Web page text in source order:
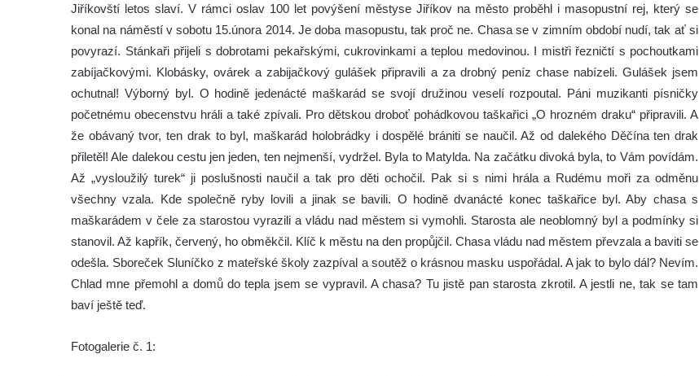
Jiříkovští letos slaví. V rámci oslav 100 let povýšení městyse Jiříkov na město proběhl i masopustní rej, který se
konal na náměstí v sobotu 15.února 2014. Je doba masopustu, tak proč ne. Chasa se v zimním období nudí, tak ať si
povyrazí. Stánkaři přijeli s dobrotami pekařskými, cukrovinkami a teplou medovinou. I mistři řezničtí s pochoutkami
zabíjačkovými. Klobásky, ovárek a zabijačkový gulášek připravili a za drobný peníz chase nabízeli. Gulášek jsem
ochutnal! Výborný byl. O hodině jedenácté maškarád se svojí družinou veselí rozpoutal. Páni muzikanti písničky
početnému obecenstvu hráli a také zpívali. Pro dětskou droboť pohádkovou taškařici „O hrozném draku“ připravili. A
že obávaný tvor, ten drak to byl, maškarád holobrádky i dospělé brániti se naučil. Až od dalekého Děčína ten drak
přiletěl! Ale dalekou cestu jen jeden, ten nejmenší, vydržel. Byla to Matylda. Na začátku divoká byla, to Vám povídám.
Až „vysloužilý turek“ ji poslušnosti naučil a tak pro děti ochočil. Pak si s nimi hrála a Rudému moři za odměnu
všechny vzala. Kde společně ryby lovili a jinak se bavili. O hodině dvanácté konec taškařice byl. Aby chasa s
maškarádem v čele za starostou vyrazili a vládu nad městem si vymohli. Starosta ale neoblomný byl a podmínky si
stanovil. Až kapřík, červený, ho obměkčil. Klíč k městu na den propůjčil. Chasa vládu nad městem převzala a baviti se
odešla. Sboreček Sluníčko z mateřské školy zazpíval a soutěž o krásnou masku uspořádal. A jak to bylo dál? Nevím.
Chlad mne přemohl a domů do tepla jsem se vypravil. A chasa? Tu jistě pan starosta zkrotil. A jestli ne, tak se tam
baví ještě teď.
Fotogalerie č. 1: